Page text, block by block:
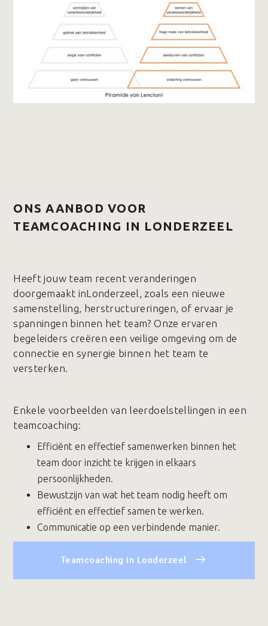
ONS AANBOD VOOR
TEAMCOACHING IN LONDERZEEL
Heeft jouw team recent veranderingen
doorgemaakt inLonderzeel, zoals een nieuwe
samenstelling, herstructureringen, of ervaar je
spanningen binnen het team? Onze ervaren
begeleiders creëren een veilige omgeving om de
connectie en synergie binnen het team te
versterken.
Enkele voorbeelden van leerdoelstellingen in een
teamcoaching:
Efficiënt en effectief samenwerken binnen het
team door inzicht te krijgen in elkaars
persoonlijkheden.
Bewustzijn van wat het team nodig heeft om
efficiënt en effectief samen te werken.
Communicatie op een verbindende manier.
Teamcoaching in Londerzeel